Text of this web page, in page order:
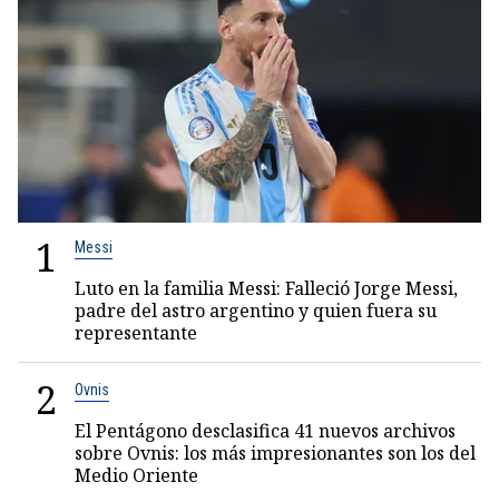
1 Messi
Luto en la familia Messi: Falleció Jorge Messi,
padre del astro argentino y quien fuera su
representante
2 Ovnis
El Pentágono desclasifica 41 nuevos archivos
sobre Ovnis: los más impresionantes son los del
Medio Oriente